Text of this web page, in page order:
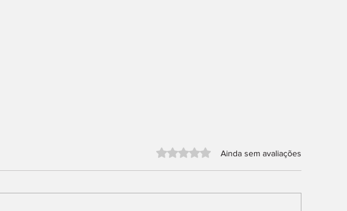
Avaliado com 0 de 5 estrelas.
Ainda sem avaliações